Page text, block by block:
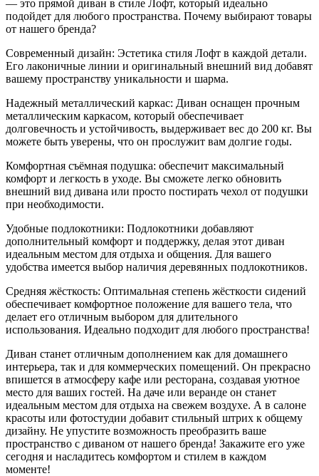
— это прямой диван в стиле Лофт, который идеально
подойдет для любого пространства. Почему выбирают товары
от нашего бренда?
Современный дизайн: Эстетика стиля Лофт в каждой детали.
Его лаконичные линии и оригинальный внешний вид добавят
вашему пространству уникальности и шарма.
Надежный металлический каркас: Диван оснащен прочным
металлическим каркасом, который обеспечивает
долговечность и устойчивость, выдерживает вес до 200 кг. Вы
можете быть уверены, что он прослужит вам долгие годы.
Комфортная съёмная подушка: обеспечит максимальный
комфорт и легкость в уходе. Вы сможете легко обновить
внешний вид дивана или просто постирать чехол от подушки
при необходимости.
Удобные подлокотники: Подлокотники добавляют
дополнительный комфорт и поддержку, делая этот диван
идеальным местом для отдыха и общения. Для вашего
удобства имеется выбор наличия деревянных подлокотников.
Средняя жёсткость: Оптимальная степень жёсткости сидений
обеспечивает комфортное положение для вашего тела, что
делает его отличным выбором для длительного
использования. Идеально подходит для любого пространства!
Диван станет отличным дополнением как для домашнего
интерьера, так и для коммерческих помещений. Он прекрасно
впишется в атмосферу кафе или ресторана, создавая уютное
место для ваших гостей. На даче или веранде он станет
идеальным местом для отдыха на свежем воздухе. А в салоне
красоты или фотостудии добавит стильный штрих к общему
дизайну. Не упустите возможность преобразить ваше
пространство с диваном от нашего бренда! Закажите его уже
сегодня и насладитесь комфортом и стилем в каждом
моменте!